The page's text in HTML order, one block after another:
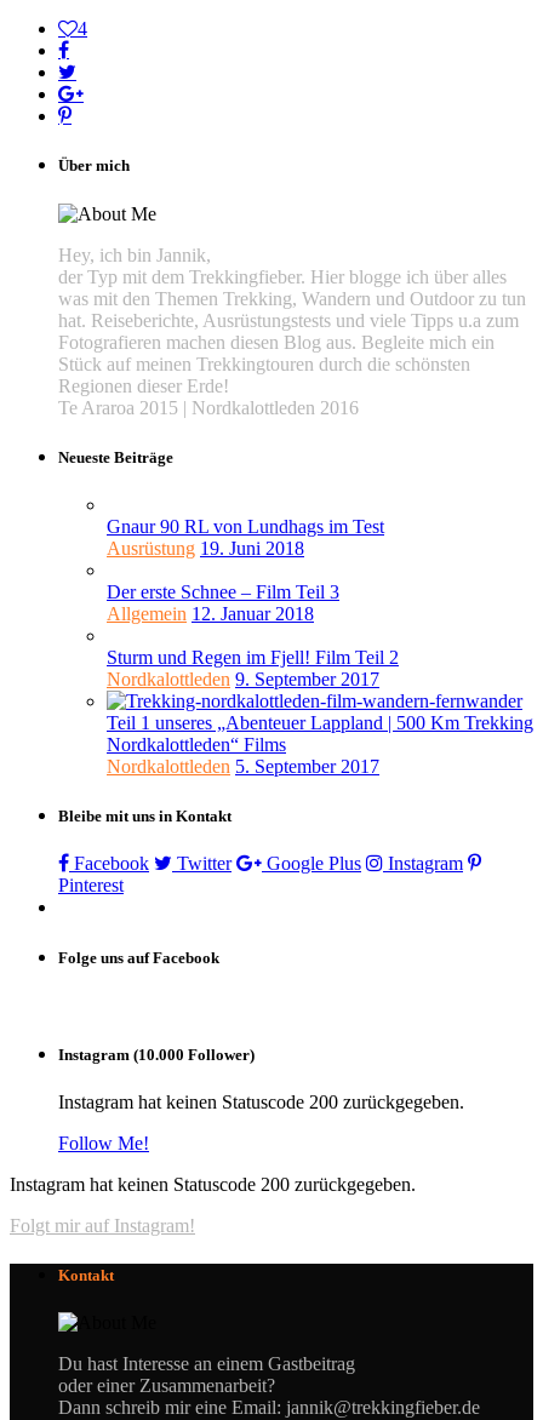
4
Über mich
Hey, ich bin Jannik,
der Typ mit dem Trekkingfieber. Hier blogge ich über alles
was mit den Themen Trekking, Wandern und Outdoor zu tun
hat. Reiseberichte, Ausrüstungstests und viele Tipps u.a zum
Fotografieren machen diesen Blog aus. Begleite mich ein
Stück auf meinen Trekkingtouren durch die schönsten
Regionen dieser Erde!
Te Araroa 2015 | Nordkalottleden 2016
Neueste Beiträge
Gnaur 90 RL von Lundhags im Test
Ausrüstung 19. Juni 2018
Der erste Schnee – Film Teil 3
Allgemein 12. Januar 2018
Sturm und Regen im Fjell! Film Teil 2
Nordkalottleden 9. September 2017
Teil 1 unseres „Abenteuer Lappland | 500 Km Trekking
Nordkalottleden“ Films
Nordkalottleden 5. September 2017
Bleibe mit uns in Kontakt
Facebook Twitter Google Plus
Instagram
Pinterest
Folge uns auf Facebook
Instagram (10.000 Follower)
Instagram hat keinen Statuscode 200 zurückgegeben.
Follow Me!
Instagram hat keinen Statuscode 200 zurückgegeben.
Folgt mir auf Instagram!
Kontakt
Du hast Interesse an einem Gastbeitrag
oder einer Zusammenarbeit?
Dann schreib mir eine Email: jannik@trekkingfieber.de